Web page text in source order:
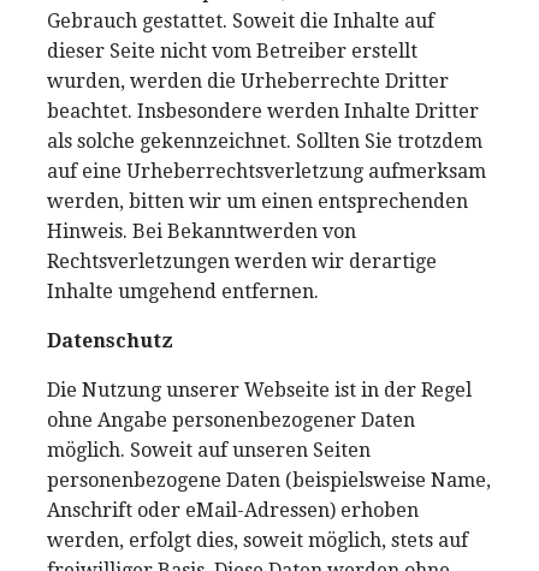
Gebrauch gestattet. Soweit die Inhalte auf
dieser Seite nicht vom Betreiber erstellt
wurden, werden die Urheberrechte Dritter
beachtet. Insbesondere werden Inhalte Dritter
als solche gekennzeichnet. Sollten Sie trotzdem
auf eine Urheberrechtsverletzung aufmerksam
werden, bitten wir um einen entsprechenden
Hinweis. Bei Bekanntwerden von
Rechtsverletzungen werden wir derartige
Inhalte umgehend entfernen.
Datenschutz
Die Nutzung unserer Webseite ist in der Regel
ohne Angabe personenbezogener Daten
möglich. Soweit auf unseren Seiten
personenbezogene Daten (beispielsweise Name,
Anschrift oder eMail-Adressen) erhoben
werden, erfolgt dies, soweit möglich, stets auf